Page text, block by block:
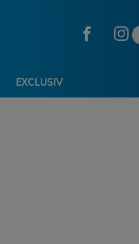
EXCLUSIV